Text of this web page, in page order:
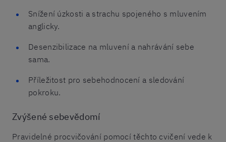
Snížení úzkosti a strachu spojeného s mluvením
anglicky.
Desenzibilizace na mluvení a nahrávání sebe
sama.
Příležitost pro sebehodnocení a sledování
pokroku.
Zvýšené sebevědomí
Pravidelné procvičování pomocí těchto cvičení vede k